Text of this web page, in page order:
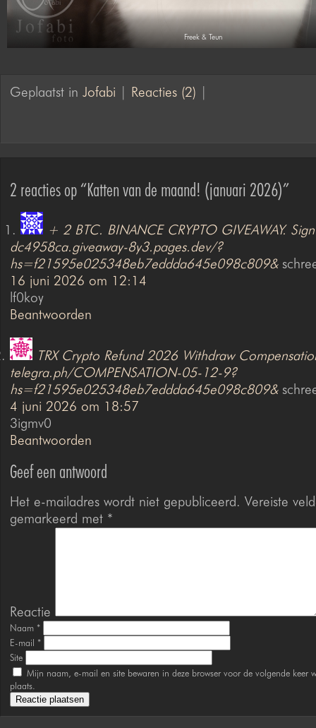
Freek & Teun
Geplaatst in Jofabi Reacties (2)
2 reacties op “Katten van de maand! (januari 2026)”
+ 2 BTC. BINANCE CRYPTO GIVEAWAY.
dc4958ca.giveaway-8y3.pages.dev/?
hs=f21595e025348eb7eddda645e098c809&
16 juni 2026 om 12:14
lf0koy
Beantwoorden
TRX Crypto Refund 2026 Withdraw
telegra.ph/COMPENSATION-05-12-9?
hs=f21595e025348eb7eddda645e098c809&
4 juni 2026 om 18:57
3igmv0
Beantwoorden
Geef een antwoord
Het e-mailadres wordt niet gepubliceerd. Vereiste
gemarkeerd met *
Reactie
Naam *
E-mail *
Site
Mijn naam, e-mail en site bewaren in deze browser voor de volgende keer
plaats.